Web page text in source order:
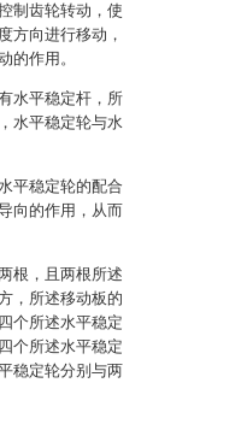
制齿轮转动，使
方向进行移动，
的作用。
水平稳定杆，所
水平稳定轮与水
平稳定轮的配合
向的作用，从而
根，且两根所述
，所述移动板的
个所述水平稳定
个所述水平稳定
稳定轮分别与两